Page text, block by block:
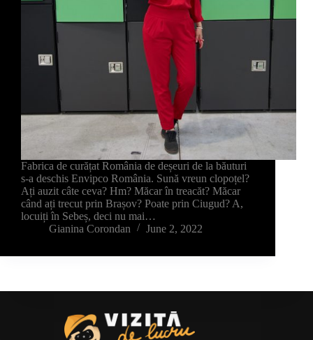
Fabrica de curățat România de deșeuri de la băuturi
s-a deschis Envipco România. Sună vreun clopoțel?
Ați auzit câte ceva? Hm? Măcar în treacăt? Măcar
când ați trecut prin Brașov? Poate prin Ciugud? A,
locuiți în Sebeș, deci nu mai…
Gianina Corondan
June 2, 2022